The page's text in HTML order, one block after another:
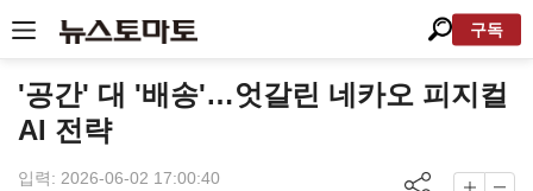
구독
'공간' 대 '배송'…엇갈린 네카오 피지컬
AI 전략
입력: 2026-06-02 17:00:40